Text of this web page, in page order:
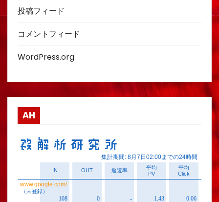
投稿フィード
コメントフィード
WordPress.org
AH